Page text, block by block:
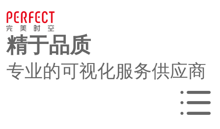
精于品质
专业的可视化服务供应商
企业品牌形象宣传
片如何拍摄制作